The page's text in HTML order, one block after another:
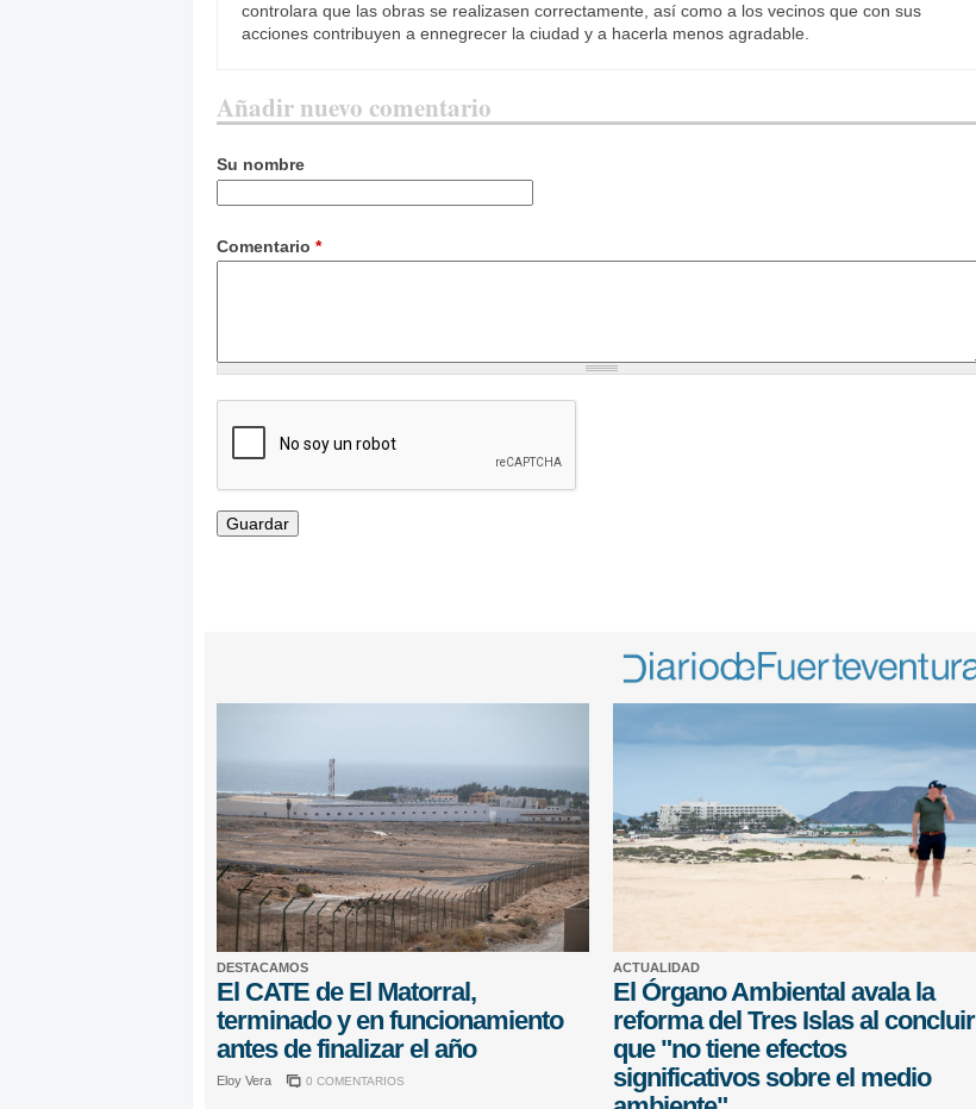
controlara que las obras se realizasen correctamente, así como a los vecinos que con sus
acciones contribuyen a ennegrecer la ciudad y a hacerla menos agradable.
Añadir nuevo comentario
Su nombre
Comentario *
DESTACAMOS
El CATE de El Matorral,
terminado y en funcionamiento
antes de finalizar el año
Eloy Vera 0 COMENTARIOS
ACTUALIDAD
El Órgano Ambiental avala la
reforma del Tres Islas al concluir
que "no tiene efectos
significativos sobre el medio